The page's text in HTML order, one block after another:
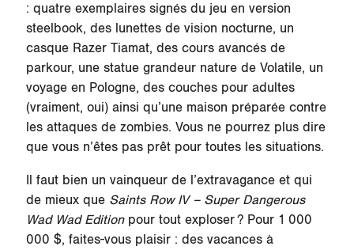
: quatre exemplaires signés du jeu en version
steelbook, des lunettes de vision nocturne, un
casque Razer Tiamat, des cours avancés de
parkour, une statue grandeur nature de Volatile, un
voyage en Pologne, des couches pour adultes
(vraiment, oui) ainsi qu’une maison préparée contre
les attaques de zombies. Vous ne pourrez plus dire
que vous n’êtes pas prêt pour toutes les situations.
Il faut bien un vainqueur de l’extravagance et qui
de mieux que Saints Row IV – Super Dangerous
Wad Wad Editionpour tout exploser ? Pour 1 000
000 $, faites-vous plaisir : des vacances à